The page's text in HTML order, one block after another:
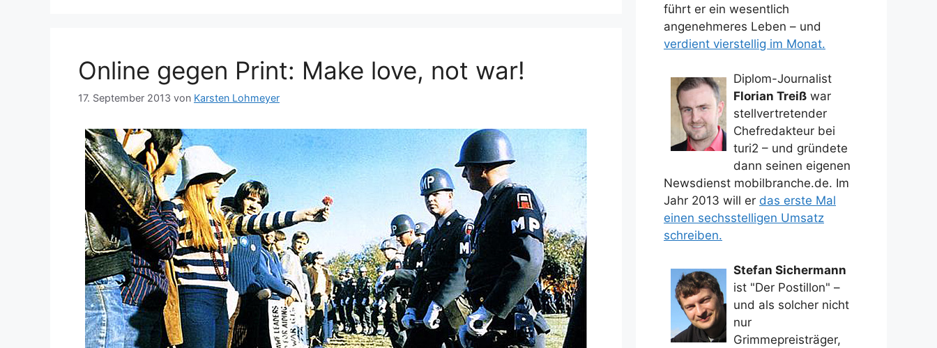
Online gegen Print: Make love, not war!
17. September 2013 von Karsten Lohmeyer
führt er ein wesentlich
angenehmeres Leben – und
verdient vierstellig im Monat.
Diplom-Journalist
Florian Treiß war
stellvertretender
Chefredakteur bei
turi2 – und gründete
dann seinen eigenen
Newsdienst mobilbranche.de. Im
Jahr 2013 will er das erste Mal
einen sechsstelligen Umsatz
schreiben.
Stefan Sichermann
ist "Der Postillon" –
und als solcher nicht
nur
Grimmepreisträger,